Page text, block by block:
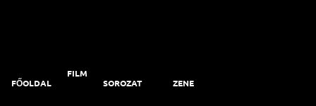
FŐOLDAL
FILM
SOROZAT
ZENE